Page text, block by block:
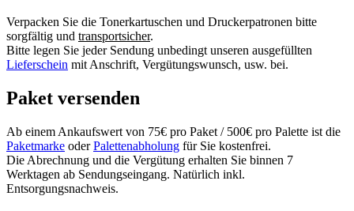
Verpacken Sie die Tonerkartuschen und Druckerpatronen bitte
sorgfältig und transportsicher.
Bitte legen Sie jeder Sendung unbedingt unseren ausgefüllten
Lieferschein mit Anschrift, Vergütungswunsch, usw. bei.
Paket versenden
Ab einem Ankaufswert von 75€ pro Paket / 500€ pro Palette ist die
Paketmarke oderPalettenabholung für Sie kostenfrei.
Die Abrechnung und die Vergütung erhalten Sie binnen 7
Werktagen ab Sendungseingang. Natürlich inkl.
Entsorgungsnachweis.